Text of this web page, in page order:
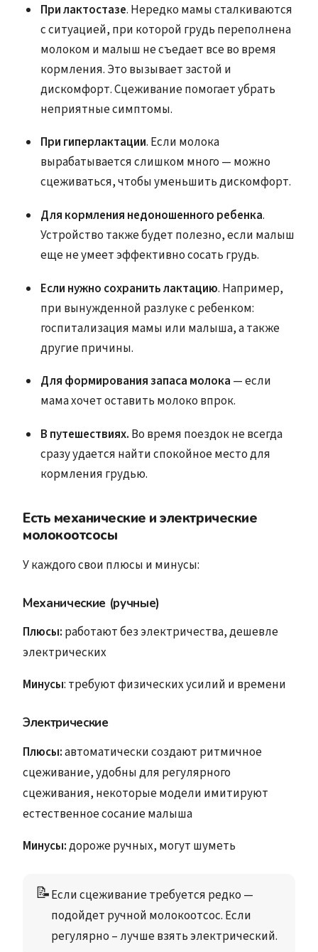
При лактостазе. Нередко мамы сталкиваются
с ситуацией, при которой грудь переполнена
молоком и малыш не съедает все во время
кормления. Это вызывает застой и
дискомфорт. Сцеживание помогает убрать
неприятные симптомы.
При гиперлактации. Если молока
вырабатывается слишком много — можно
сцеживаться, чтобы уменьшить дискомфорт.
Для кормления недоношенного ребенка.
Устройство также будет полезно, если малыш
еще не умеет эффективно сосать грудь.
Если нужно сохранить лактацию. Например,
при вынужденной разлуке с ребенком:
госпитализация мамы или малыша, а также
другие причины.
Для формирования запаса молока — если
мама хочет оставить молоко впрок.
В путешествиях. Во время поездок не всегда
сразу удается найти спокойное место для
кормления грудью.
Есть механические и электрические
молокоотсосы
У каждого свои плюсы и минусы:
Механические (ручные)
Плюсы: работают без электричества, дешевле
электрических
Минусы: требуют физических усилий и времени
Электрические
Плюсы:автоматически создают ритмичное
сцеживание, удобны для регулярного
сцеживания, некоторые модели имитируют
естественное сосание малыша
Минусы:дороже ручных, могут шуметь
📝Если сцеживание требуется редко —
подойдет ручной молокоотсос. Если
регулярно – лучше взять электрический.